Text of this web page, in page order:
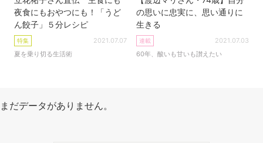
夜食にもおやつにも！「うど
ん餃子」５分レシピ
特集
夏を乗り切る生活術
2021.07.07
の思いに忠実に、思い通りに
生きる
連載
60年、酸いも甘いも讃えたい
2021.07.03
まだデータがありません。